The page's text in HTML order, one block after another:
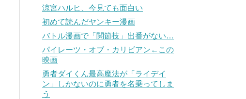
涼宮ハルヒ、今見ても面白い
初めて読んだヤンキー漫画
バトル漫画で「関節技」出番がない…
パイレーツ・オブ・カリビアン←この
映画
勇者ダイくん最高魔法が「ライデイ
ン」しかないのに勇者を名乗ってしま
う